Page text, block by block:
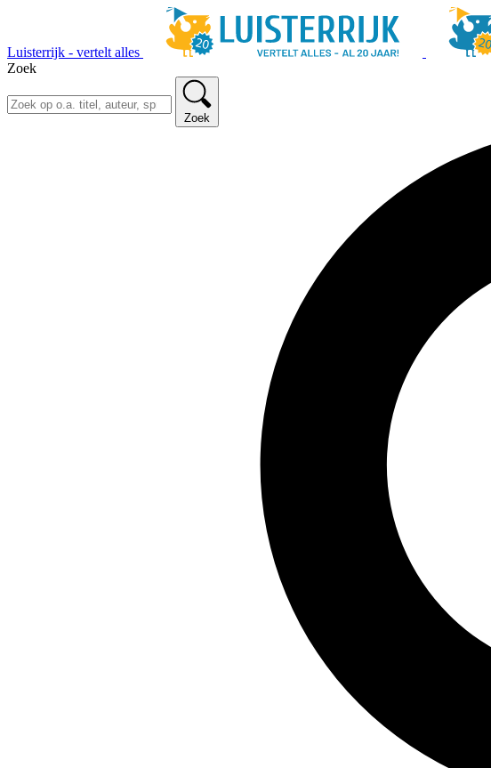
Luisterrijk - vertelt alles
Zoek
Zoek